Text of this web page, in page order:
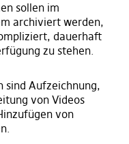
sollen im
archiviert werden,
dauerhaft
zu stehen.
sind Aufzeichnung,
von Videos
von